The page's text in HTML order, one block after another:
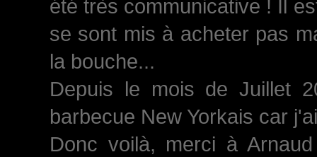
été très communicative ! Il
se sont mis à acheter pas
la bouche...
Depuis le mois de Juillet
barbecue New Yorkais car
Donc voilà, merci à